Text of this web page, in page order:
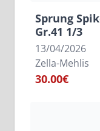
Sprung
Gr.41 1/3
13/04/2026
Zella-Mehlis
30.00€